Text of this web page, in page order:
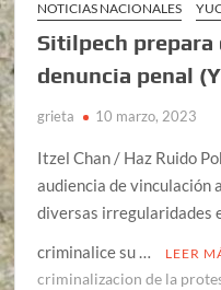
NOTICIAS NACIONALES
Sitilpech prepara
denuncia penal
grieta 10 marzo, 2023
Itzel Chan / Haz Ruido
audiencia de vinculación
diversas irregularidades
criminalice su …
LEER
criminalizacion de la